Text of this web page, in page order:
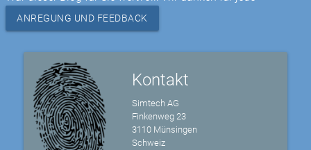
ANREGUNG UND FEEDBACK
Kontakt
Simtech AG
Finkenweg 23
3110 Münsingen
Schweiz